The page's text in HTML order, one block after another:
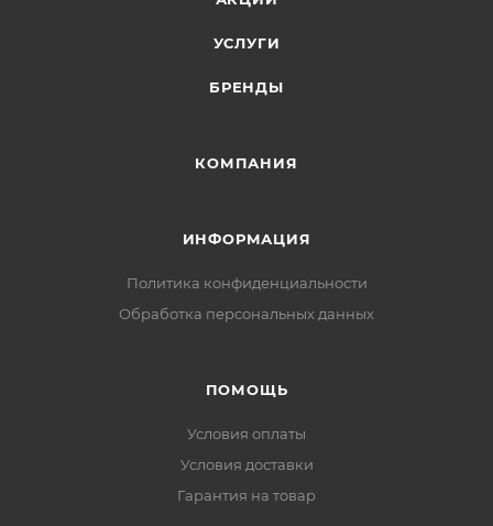
УСЛУГИ
БРЕНДЫ
КОМПАНИЯ
ИНФОРМАЦИЯ
Политика конфиденциальности
Обработка персональных данных
ПОМОЩЬ
Условия оплаты
Условия доставки
Гарантия на товар